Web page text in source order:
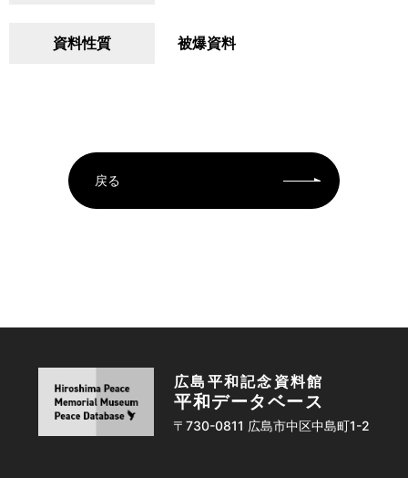
資料性質 被爆資料
戻る
広島平和記念資料館
平和データベース
〒730-0811 広島市中区中島町1-2